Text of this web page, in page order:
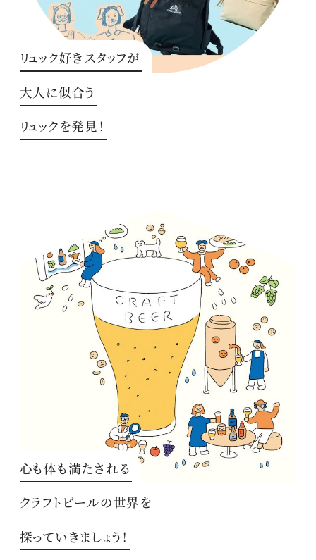
リュック好きスタッフが
大人に似合う
リュックを発見！
心も体も満たされる
クラフトビールの世界を
探っていきましょう！